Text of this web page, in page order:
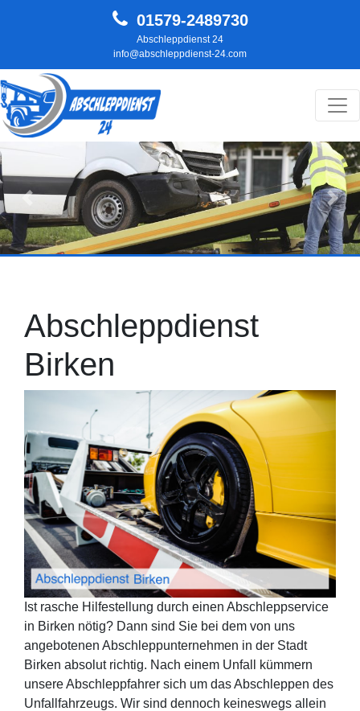
01579-2489730
Abschleppdienst 24
info@abschleppdienst-24.com
Hauptnavigation
Zurück
Abschleppdienst
Birken
Ist rasche Hilfestellung durch einen Abschleppservice
in Birken nötig? Dann sind Sie bei dem von uns
angebotenen Abschleppunternehmen in der Stadt
Birken absolut richtig. Nach einem Unfall kümmern
unsere Abschleppfahrer sich um das Abschleppen des
Unfallfahrzeugs. Wir sind dennoch keineswegs allein